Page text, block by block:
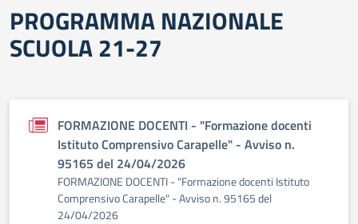
PROGRAMMA NAZIONALE
SCUOLA 21-27
FORMAZIONE DOCENTI - "Formazione docenti
Istituto Comprensivo Carapelle" - Avviso n.
95165 del 24/04/2026
FORMAZIONE DOCENTI - "Formazione docenti Istituto
Comprensivo Carapelle" - Avviso n. 95165 del
24/04/2026